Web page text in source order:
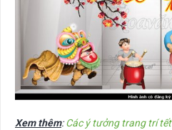
Xem thêm:Các ý tưởng trang trí